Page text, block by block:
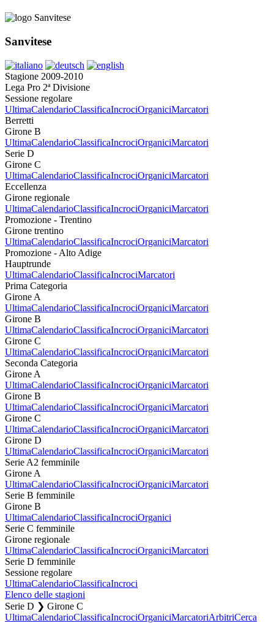
Sanvitese
Stagione 2009-2010
Lega Pro 2ª Divisione
Sessione regolare
UltimaCalendarioClassificaIncrociOrganiciMarcatori
Berretti
Girone B
UltimaCalendarioClassificaIncrociOrganiciMarcatori
Serie D
Girone C
UltimaCalendarioClassificaIncrociOrganiciMarcatori
Eccellenza
Girone regionale
UltimaCalendarioClassificaIncrociOrganiciMarcatori
Promozione - Trentino
Girone trentino
UltimaCalendarioClassificaIncrociOrganiciMarcatori
Promozione - Alto Adige
Hauptrunde
UltimaCalendarioClassificaIncrociMarcatori
Prima Categoria
Girone A
UltimaCalendarioClassificaIncrociOrganiciMarcatori
Girone B
UltimaCalendarioClassificaIncrociOrganiciMarcatori
Girone C
UltimaCalendarioClassificaIncrociOrganiciMarcatori
Seconda Categoria
Girone A
UltimaCalendarioClassificaIncrociOrganiciMarcatori
Girone B
UltimaCalendarioClassificaIncrociOrganiciMarcatori
Girone C
UltimaCalendarioClassificaIncrociOrganiciMarcatori
Girone D
UltimaCalendarioClassificaIncrociOrganiciMarcatori
Serie A2 femminile
Girone A
UltimaCalendarioClassificaIncrociOrganiciMarcatori
Serie B femminile
Girone B
UltimaCalendarioClassificaIncrociOrganici
Serie C femminile
Girone regionale
UltimaCalendarioClassificaIncrociOrganiciMarcatori
Serie D femminile
Sessione regolare
UltimaCalendarioClassificaIncroci
Elenco delle stagioni
Serie D ❯ Girone C
UltimaCalendarioClassificaIncrociOrganiciMarcatoriArbitriCerca